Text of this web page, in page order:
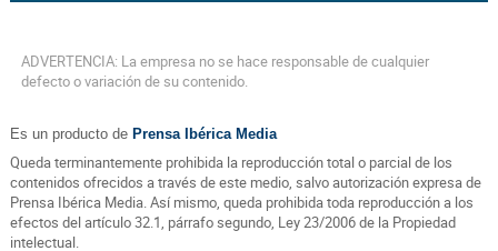
ADVERTENCIA: La empresa no se hace responsable de cualquier
defecto o variación de su contenido.
Es un producto de Prensa Ibérica Media
Queda terminantemente prohibida la reproducción total o parcial de los
contenidos ofrecidos a través de este medio, salvo autorización expresa de
Prensa Ibérica Media. Así mismo, queda prohibida toda reproducción a los
efectos del artículo 32.1, párrafo segundo, Ley 23/2006 de la Propiedad
intelectual.